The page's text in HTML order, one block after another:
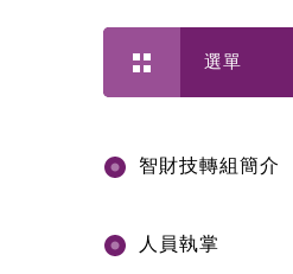
選單
智財技轉組簡介
人員執掌